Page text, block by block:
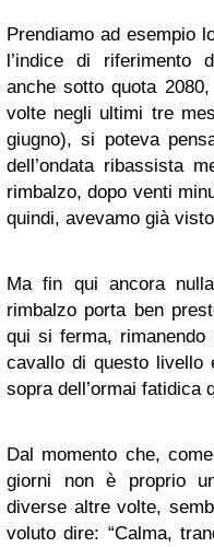
Prendiamo ad esempio
l’indice di riferimento
anche sotto quota
volte negli ultimi tre
giugno), si poteva
dell’ondata ribassista
rimbalzo, dopo venti
quindi, avevamo già
Ma fin qui ancora
rimbalzo porta ben
qui si ferma,
cavallo di questo
sopra dell’ormai fatidica
Dal momento che,
giorni non è proprio
diverse altre volte,
voluto dire: “Calma,